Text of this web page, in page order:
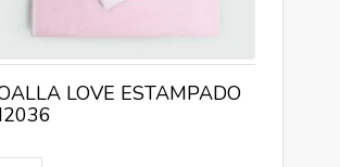
LOVE ESTAMPADO